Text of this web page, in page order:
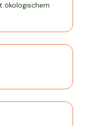
ökologischem